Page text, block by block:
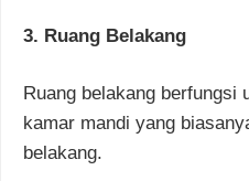
3. Ruang Belakang
Ruang belakang berfungsi
kamar mandi yang
belakang.